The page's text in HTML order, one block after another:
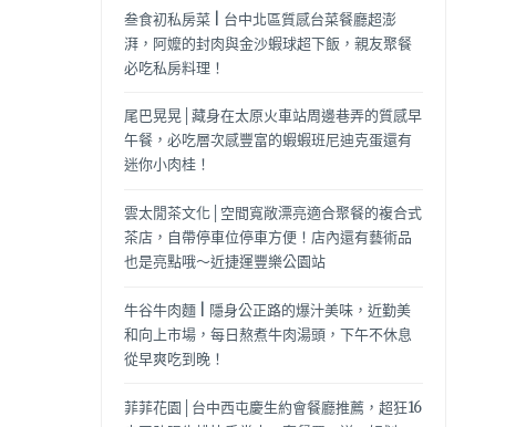
叁食初私房菜 | 台中北區質感台菜餐廳超澎
湃，阿嬤的封肉與金沙蝦球超下飯，親友聚餐
必吃私房料理！
尾巴晃晃│藏身在太原火車站周邊巷弄的質感早
午餐，必吃層次感豐富的蝦蝦班尼迪克蛋還有
迷你小肉桂！
雲太閒茶文化│空間寬敞漂亮適合聚餐的複合式
茶店，自帶停車位停車方便！店內還有藝術品
也是亮點哦～近捷運豐樂公園站
牛谷牛肉麵 | 隱身公正路的爆汁美味，近勤美
和向上市場，每日熬煮牛肉湯頭，下午不休息
從早爽吃到晚！
菲菲花園│台中西屯慶生約會餐廳推薦，超狂16